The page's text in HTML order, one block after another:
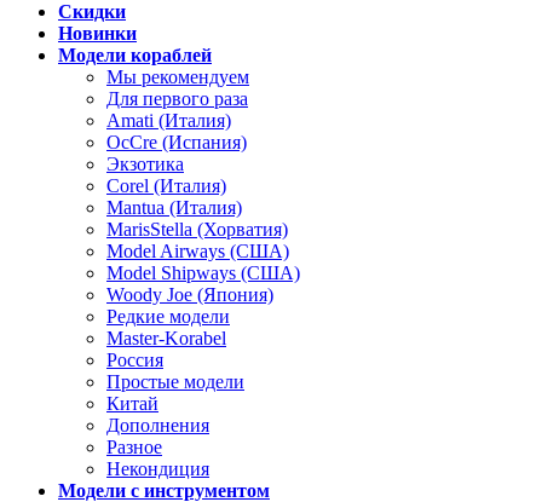
Скидки
Новинки
Модели кораблей
Мы рекомендуем
Для первого раза
Amati (Италия)
OcCre (Испания)
Экзотика
Corel (Италия)
Mantua (Италия)
MarisStella (Хорватия)
Model Airways (США)
Model Shipways (США)
Woody Joe (Япония)
Редкие модели
Master-Korabel
Россия
Простые модели
Китай
Дополнения
Разное
Некондиция
Модели с инструментом